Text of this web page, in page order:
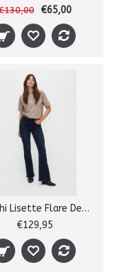
€65,00
Kuyichi Lisette Flare Deepblue
€129,95